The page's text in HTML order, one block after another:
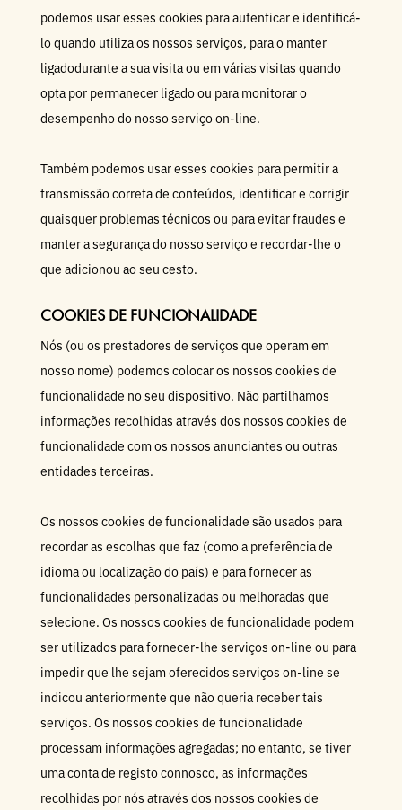
podemos usar esses cookies para autenticar e identificá-
lo quando utiliza os nossos serviços, para o manter
ligadodurante a sua visita ou em várias visitas quando
opta por permanecer ligado ou para monitorar o
desempenho do nosso serviço on-line.
Também podemos usar esses cookies para permitir a
transmissão correta de conteúdos, identificar e corrigir
quaisquer problemas técnicos ou para evitar fraudes e
manter a segurança do nosso serviço e recordar-lhe o
que adicionou ao seu cesto.
COOKIES DE FUNCIONALIDADE
Nós (ou os prestadores de serviços que operam em
nosso nome) podemos colocar os nossos cookies de
funcionalidade no seu dispositivo. Não partilhamos
informações recolhidas através dos nossos cookies de
funcionalidade com os nossos anunciantes ou outras
entidades terceiras.
Os nossos cookies de funcionalidade são usados para
recordar as escolhas que faz (como a preferência de
idioma ou localização do país) e para fornecer as
funcionalidades personalizadas ou melhoradas que
selecione. Os nossos cookies de funcionalidade podem
ser utilizados para fornecer-lhe serviços on-line ou para
impedir que lhe sejam oferecidos serviços on-line se
indicou anteriormente que não queria receber tais
serviços. Os nossos cookies de funcionalidade
processam informações agregadas; no entanto, se tiver
uma conta de registo connosco, as informações
recolhidas por nós através dos nossos cookies de